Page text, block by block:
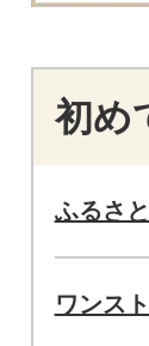
初め
ふるさ
ワンス